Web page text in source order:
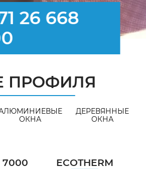
26 668
ПРОФИЛЯ
ОКНА
ДЕРЕВЯННЫЕ
ОКНА
7000 ECOTHERM